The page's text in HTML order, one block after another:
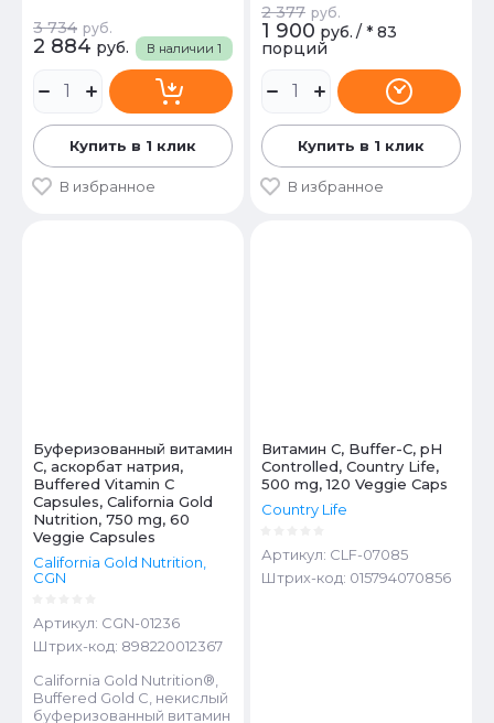
В наличии 1
3 734 руб.
2 884 руб.
Купить в 1 клик
В избранное
2 377 руб.
1 900 руб. / * 83
порций
Купить в 1 клик
В избранное
Буферизованный витамин
C, аскорбат натрия,
Buffered Vitamin C
Capsules, California Gold
Nutrition, 750 mg, 60
Veggie Capsules
California Gold Nutrition,
CGN
Артикул: CGN-01236
Штрих-код: 898220012367
California Gold Nutrition®,
Buffered Gold C, некислый
буферизованный витамин
Витамин С, Buffer-C, pH
Controlled, Country Life,
500 mg, 120 Veggie Caps
Country Life
Артикул: CLF-07085
Штрих-код: 015794070856